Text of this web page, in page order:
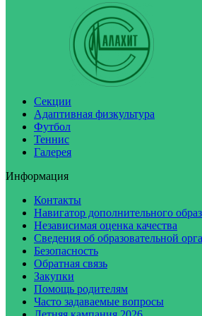
Секции
Адаптивная физкультура
Футбол
Теннис
Галерея
Информация
Контакты
Навигатор дополнительного
Независимая оценка качества
Сведения об образовательной
Безопасность
Обратная связь
Закупки
Помощь родителям
Часто задаваемые вопросы